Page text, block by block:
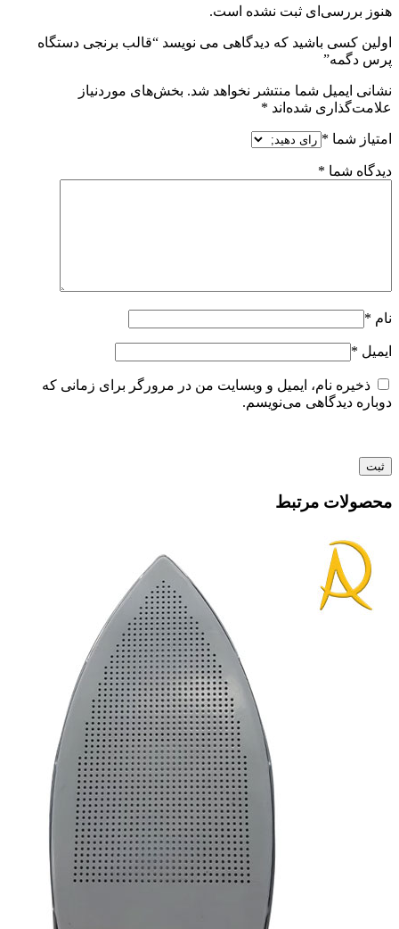
هنوز بررسی‌ای ثبت نشده است.
اولین کسی باشید که دیدگاهی می نویسد “قالب برنجی دستگاه
پرس دگمه”
نشانی ایمیل شما منتشر نخواهد شد. بخش‌های موردنیاز
علامت‌گذاری شده‌اند *
امتیاز شما *
دیدگاه شما *
نام *
ایمیل *
ذخیره نام، ایمیل و وبسایت من در مرورگر برای زمانی که
دوباره دیدگاهی می‌نویسم.
محصولات مرتبط